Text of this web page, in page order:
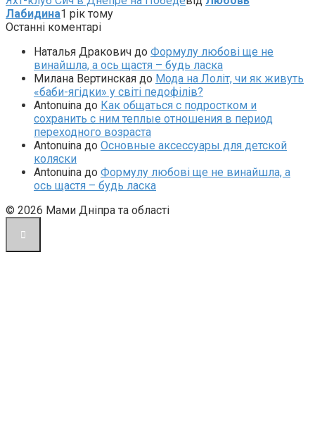
Лабидина1 рік тому
Останні коментарі
Наталья Дракович до Формулу любові ще не
винайшла, а ось щастя – будь ласка
Милана Вертинская до Мода на Лоліт, чи як живуть
«баби-ягідки» у світі педофілів?
Antonuina до Как общаться с подростком и
сохранить с ним теплые отношения в период
переходного возраста
Antonuina до Основные аксессуары для детской
коляски
Antonuina до Формулу любові ще не винайшла, а
ось щастя – будь ласка
© 2026 Мами Дніпра та області